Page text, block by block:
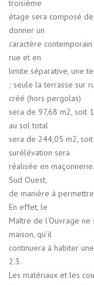
troisième
étage sera composé
donner un
caractère
rue et en
limite séparative, une
; seule la terrasse sur
créé (hors pergolas)
sera de 97,68 m2, soit
au sol total
sera de 244,05 m2,
surélévation sera
réalisée en
Sud Ouest,
de manière à
En effet, le
Maître de l’Ouvrage
maison, qu’il
continuera à habiter
2.3.
Les matériaux et les